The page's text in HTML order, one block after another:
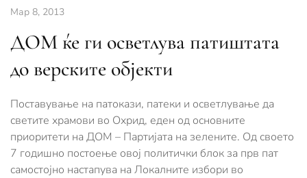
Мар 8, 2013
ДОМ ќе ги осветлува патиштата
до верските објекти
Поставување на патокази, патеки и осветлување да
светите храмови во Охрид, еден од основните
приоритети на ДОМ – Партијата на зелените. Од своето
7 годишно постоење овој политички блок за прв пат
самостојно настапува на Локалните избори во